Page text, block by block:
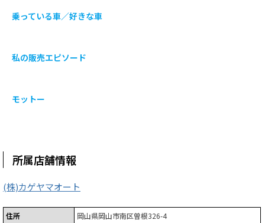
乗っている車／好きな車
私の販売エピソード
モットー
所属店舗情報
(株)カゲヤマオート
住所
岡山県岡山市南区曽根326-4